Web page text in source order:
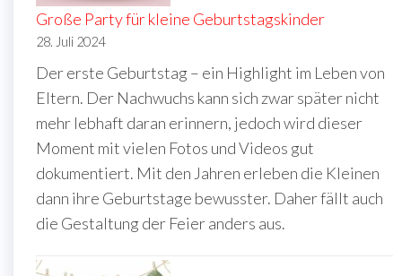
Große Party für kleine Geburtstagskinder
28. Juli 2024
Der erste Geburtstag – ein Highlight im Leben von
Eltern. Der Nachwuchs kann sich zwar später nicht
mehr lebhaft daran erinnern, jedoch wird dieser
Moment mit vielen Fotos und Videos gut
dokumentiert. Mit den Jahren erleben die Kleinen
dann ihre Geburtstage bewusster. Daher fällt auch
die Gestaltung der Feier anders aus.